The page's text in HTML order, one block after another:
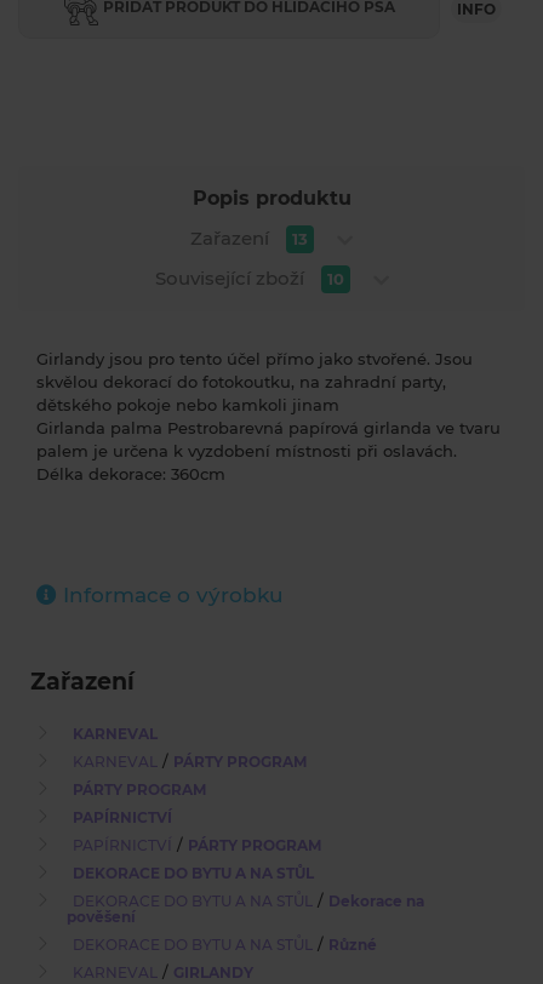
PŘIDAT PRODUKT DO HLÍDACÍHO PSA INFO
Popis produktu
Zařazení
13
Související zboží 10
Girlandy jsou pro tento účel přímo jako stvořené. Jsou
skvělou dekorací do fotokoutku, na zahradní party,
dětského pokoje nebo kamkoli jinam
Girlanda palma Pestrobarevná papírová girlanda ve tvaru
palem je určena k vyzdobení místnosti při oslavách.
Délka dekorace: 360cm
Informace o výrobku
Zařazení
KARNEVAL
KARNEVAL / PÁRTY PROGRAM
PÁRTY PROGRAM
PAPÍRNICTVÍ
PAPÍRNICTVÍ / PÁRTY PROGRAM
DEKORACE DO BYTU A NA STŮL
DEKORACE DO BYTU A NA STŮL / Dekorace na
pověšení
DEKORACE DO BYTU A NA STŮL / Různé
KARNEVAL / GIRLANDY